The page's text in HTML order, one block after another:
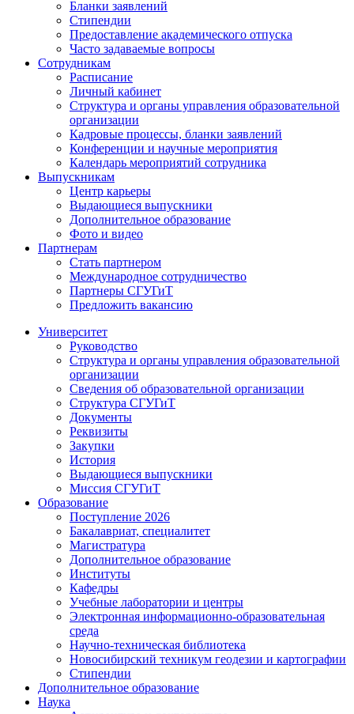
Бланки заявлений
Стипендии
Предоставление академического отпуска
Часто задаваемые вопросы
Сотрудникам
Расписание
Личный кабинет
Структура и органы управления образовательной
организации
Кадровые процессы, бланки заявлений
Конференции и научные мероприятия
Календарь мероприятий сотрудника
Выпускникам
Центр карьеры
Выдающиеся выпускники
Дополнительное образование
Фото и видео
Партнерам
Стать партнером
Международное сотрудничество
Партнеры СГУГиТ
Предложить вакансию
Университет
Руководство
Структура и органы управления образовательной
организации
Сведения об образовательной организации
Структура СГУГиТ
Документы
Реквизиты
Закупки
История
Выдающиеся выпускники
Миссия СГУГиТ
Образование
Поступление 2026
Бакалавриат, специалитет
Магистратура
Дополнительное образование
Институты
Кафедры
Учебные лаборатории и центры
Электронная информационно-образовательная
среда
Научно-техническая библиотека
Новосибирский техникум геодезии и картографии
Стипендии
Дополнительное образование
Наука